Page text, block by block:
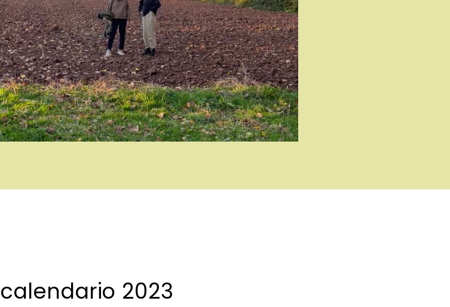
calendario 2023